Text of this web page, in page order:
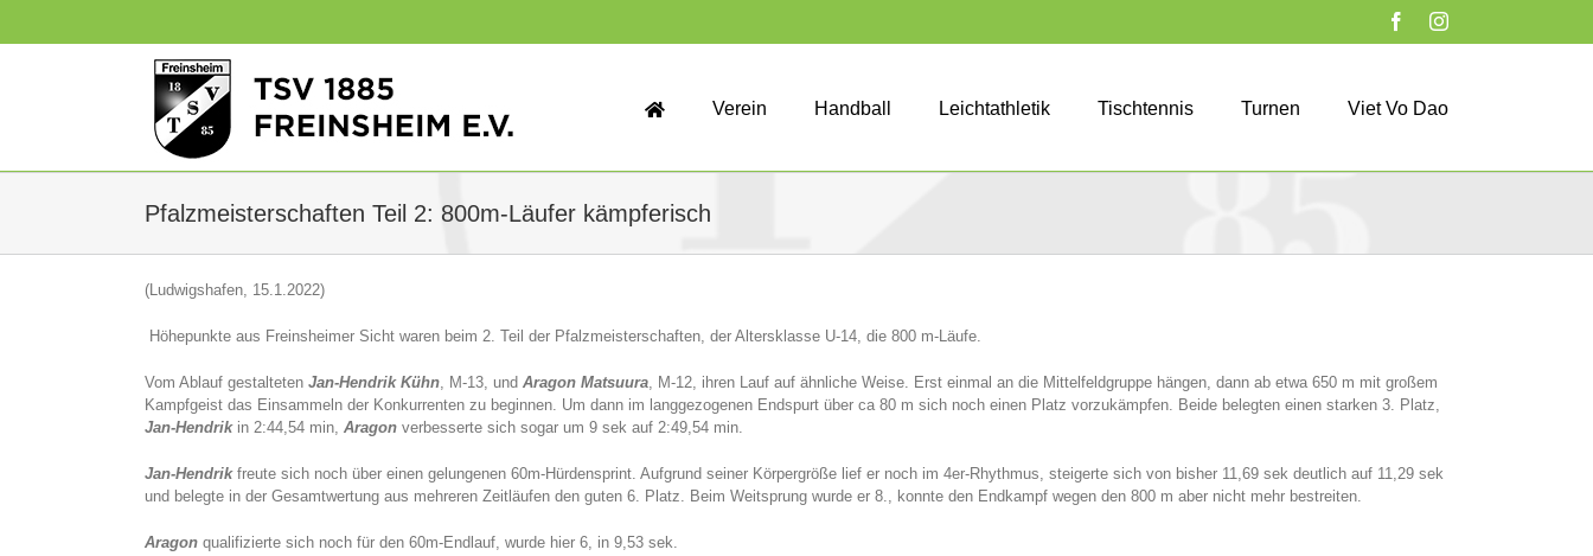
FacebookInstagram
Verein Handball Leichtathletik Tischtennis Turnen Viet Vo Dao
Pfalzmeisterschaften Teil 2: 800m-Läufer kämpferisch
(Ludwigshafen, 15.1.2022)
Höhepunkte aus Freinsheimer Sicht waren beim 2. Teil der Pfalzmeisterschaften, der Altersklasse U-14, die 800 m-Läufe.
Vom Ablauf gestalteten Jan-Hendrik Kühn, M-13, und Aragon Matsuura, M-12, ihren Lauf auf ähnliche Weise. Erst einmal an die Mittelfeldgruppe hängen, dann ab etwa 650 m mit großem
Kampfgeist das Einsammeln der Konkurrenten zu beginnen. Um dann im langgezogenen Endspurt über ca 80 m sich noch einen Platz vorzukämpfen. Beide belegten einen starken 3. Platz,
Jan-Hendrikin 2:44,54 min, Aragon verbesserte sich sogar um 9 sek auf 2:49,54 min.
Jan-Hendrikfreute sich noch über einen gelungenen 60m-Hürdensprint. Aufgrund seiner Körpergröße lief er noch im 4er-Rhythmus, steigerte sich von bisher 11,69 sek deutlich auf 11,29 sek
und belegte in der Gesamtwertung aus mehreren Zeitläufen den guten 6. Platz. Beim Weitsprung wurde er 8., konnte den Endkampf wegen den 800 m aber nicht mehr bestreiten.
Aragon qualifizierte sich noch für den 60m-Endlauf, wurde hier 6, in 9,53 sek.